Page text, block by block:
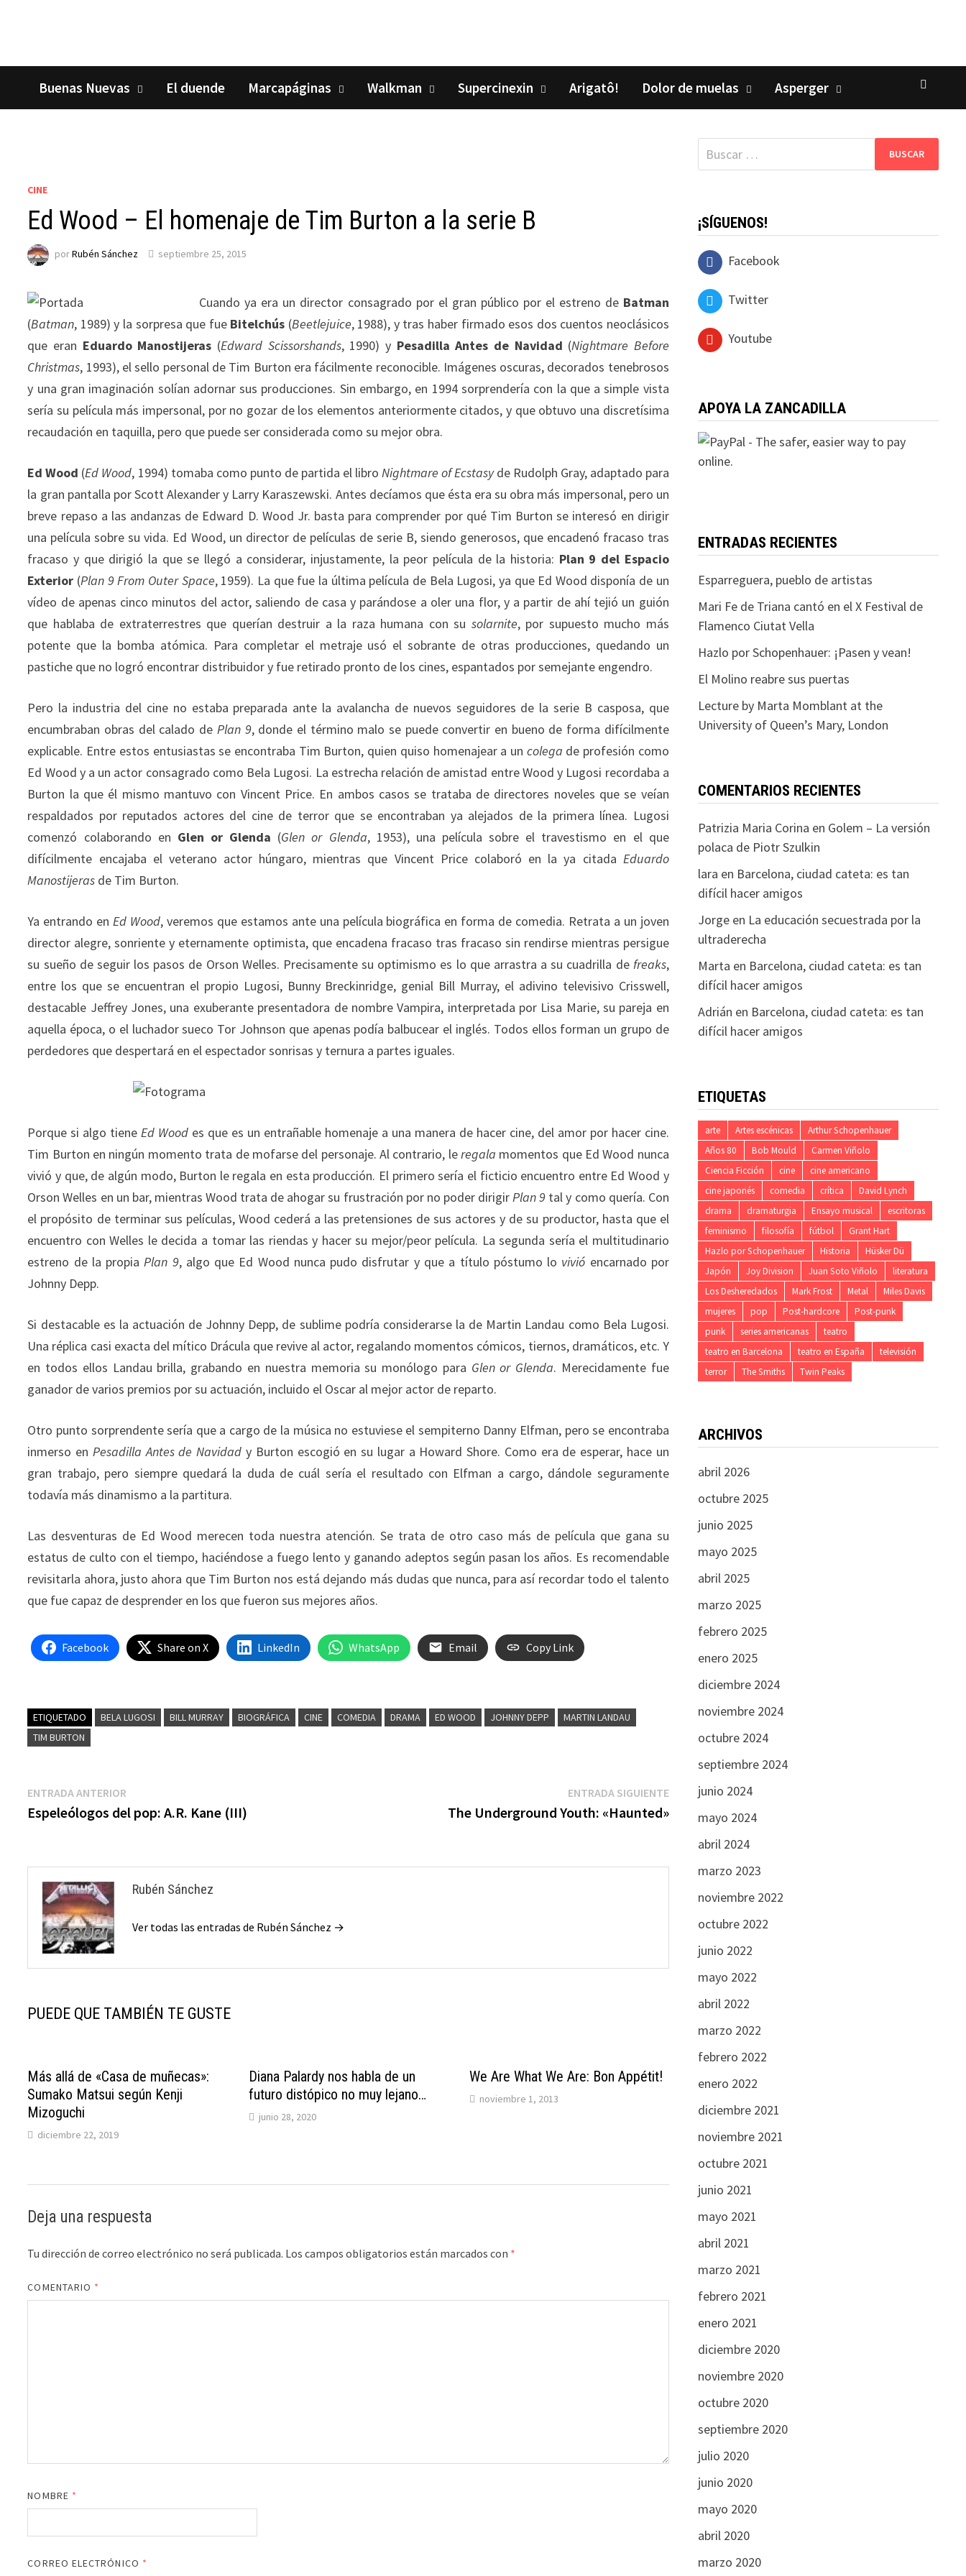
Buenas Nuevas El duende Marcapáginas Walkman Supercinexin Arigatô! Dolor de muelas Asperger
CINE
Ed Wood – El homenaje de Tim Burton a la serie B
porRubén Sánchez septiembre 25, 2015
Cuando ya era un director consagrado por el gran público por el estreno de Batman
(Batman, 1989) y la sorpresa que fue Bitelchús (Beetlejuice, 1988), y tras haber firmado esos dos cuentos neoclásicos
que eran Eduardo Manostijeras (Edward Scissorshands, 1990) y Pesadilla Antes de Navidad (Nightmare Before
Christmas, 1993), el sello personal de Tim Burton era fácilmente reconocible. Imágenes oscuras, decorados tenebrosos
y una gran imaginación solían adornar sus producciones. Sin embargo, en 1994 sorprendería con la que a simple vista
sería su película más impersonal, por no gozar de los elementos anteriormente citados, y que obtuvo una discretísima
recaudación en taquilla, pero que puede ser considerada como su mejor obra.
Ed Wood (Ed Wood, 1994) tomaba como punto de partida el libro Nightmare of Ecstasyde Rudolph Gray, adaptado para
la gran pantalla por Scott Alexander y Larry Karaszewski. Antes decíamos que ésta era su obra más impersonal, pero un
breve repaso a las andanzas de Edward D. Wood Jr. basta para comprender por qué Tim Burton se interesó en dirigir
una película sobre su vida. Ed Wood, un director de películas de serie B, siendo generosos, que encadenó fracaso tras
fracaso y que dirigió la que se llegó a considerar, injustamente, la peor película de la historia: Plan 9 del Espacio
Exterior (Plan 9 From Outer Space, 1959). La que fue la última película de Bela Lugosi, ya que Ed Wood disponía de un
vídeo de apenas cinco minutos del actor, saliendo de casa y parándose a oler una flor, y a partir de ahí tejió un guión
que hablaba de extraterrestres que querían destruir a la raza humana con su solarnite, por supuesto mucho más
potente que la bomba atómica. Para completar el metraje usó el sobrante de otras producciones, quedando un
pastiche que no logró encontrar distribuidor y fue retirado pronto de los cines, espantados por semejante engendro.
Pero la industria del cine no estaba preparada ante la avalancha de nuevos seguidores de la serie B casposa, que
encumbraban obras del calado de Plan 9, donde el término malo se puede convertir en bueno de forma difícilmente
explicable. Entre estos entusiastas se encontraba Tim Burton, quien quiso homenajear a un colega de profesión como
Ed Wood y a un actor consagrado como Bela Lugosi. La estrecha relación de amistad entre Wood y Lugosi recordaba a
Burton la que él mismo mantuvo con Vincent Price. En ambos casos se trataba de directores noveles que se veían
respaldados por reputados actores del cine de terror que se encontraban ya alejados de la primera línea. Lugosi
comenzó colaborando en Glen or Glenda (Glen or Glenda, 1953), una película sobre el travestismo en el que
difícilmente encajaba el veterano actor húngaro, mientras que Vincent Price colaboró en la ya citada Eduardo
Manostijeras de Tim Burton.
Ya entrando en Ed Wood, veremos que estamos ante una película biográfica en forma de comedia. Retrata a un joven
director alegre, sonriente y eternamente optimista, que encadena fracaso tras fracaso sin rendirse mientras persigue
su sueño de seguir los pasos de Orson Welles. Precisamente su optimismo es lo que arrastra a su cuadrilla de freaks,
entre los que se encuentran el propio Lugosi, Bunny Breckinridge, genial Bill Murray, el adivino televisivo Crisswell,
destacable Jeffrey Jones, una exuberante presentadora de nombre Vampira, interpretada por Lisa Marie, su pareja en
aquella época, o el luchador sueco Tor Johnson que apenas podía balbucear el inglés. Todos ellos forman un grupo de
perdedores que despertará en el espectador sonrisas y ternura a partes iguales.
Porque si algo tiene Ed Wood es que es un entrañable homenaje a una manera de hacer cine, del amor por hacer cine.
Tim Burton en ningún momento trata de mofarse del personaje. Al contrario, leregala momentos que Ed Wood nunca
vivió y que, de algún modo, Burton le regala en esta producción. El primero sería el ficticio encuentro entre Ed Wood y
Orson Welles en un bar, mientras Wood trata de ahogar su frustración por no poder dirigir Plan 9 tal y como quería. Con
el propósito de terminar sus películas, Wood cederá a las pretensiones de sus actores y de su productor, hasta que el
encuentro con Welles le decida a tomar las riendas y hacer su mejor/peor película. La segunda sería el multitudinario
estreno de la propia Plan 9, algo que Ed Wood nunca pudo disfrutar y que a título póstumo lo vivió encarnado por
Johnny Depp.
Si destacable es la actuación de Johnny Depp, de sublime podría considerarse la de Martin Landau como Bela Lugosi.
Una réplica casi exacta del mítico Drácula que revive al actor, regalando momentos cómicos, tiernos, dramáticos, etc. Y
en todos ellos Landau brilla, grabando en nuestra memoria su monólogo para Glen or Glenda. Merecidamente fue
ganador de varios premios por su actuación, incluido el Oscar al mejor actor de reparto.
Otro punto sorprendente sería que a cargo de la música no estuviese el sempiterno Danny Elfman, pero se encontraba
inmerso en Pesadilla Antes de Navidad y Burton escogió en su lugar a Howard Shore. Como era de esperar, hace un
gran trabajo, pero siempre quedará la duda de cuál sería el resultado con Elfman a cargo, dándole seguramente
todavía más dinamismo a la partitura.
Las desventuras de Ed Wood merecen toda nuestra atención. Se trata de otro caso más de película que gana su
estatus de culto con el tiempo, haciéndose a fuego lento y ganando adeptos según pasan los años. Es recomendable
revisitarla ahora, justo ahora que Tim Burton nos está dejando más dudas que nunca, para así recordar todo el talento
que fue capaz de desprender en los que fueron sus mejores años.
Facebook Share on X LinkedIn WhatsApp Email Copy Link
ETIQUETADO BELA LUGOSI BILL MURRAY BIOGRÁFICA CINE COMEDIA DRAMA ED WOOD JOHNNY DEPP
MARTIN LANDAU
TIM BURTON
Navegación
de
ENTRADA ANTERIOR
anterior:
Espeleólogos del pop: A.R. Kane (III)
ENTRADA SIGUIENTEEntrada
siguiente:
The Underground Youth: «Haunted»
Rubén Sánchez
Ver todas las entradas de Rubén Sánchez →
PUEDE QUE TAMBIÉN TE GUSTE
Más allá de «Casa de muñecas»:
Sumako Matsui según Kenji
Mizoguchi
diciembre 22, 2019
Diana Palardy nos habla de un
futuro distópico no muy lejano…
junio 28, 2020
We Are What We Are: Bon Appétit!
noviembre 1, 2013
Deja una respuesta
Tu dirección de correo electrónico no será publicada. Los campos obligatorios están marcados con *
COMENTARIO *
NOMBRE *
CORREO ELECTRÓNICO *
Buscar:
¡SÍGUENOS!
Facebook
Twitter
Youtube
APOYA LA ZANCADILLA
ENTRADAS RECIENTES
Esparreguera, pueblo de artistas
Mari Fe de Triana cantó en el X Festival de
Flamenco Ciutat Vella
Hazlo por Schopenhauer: ¡Pasen y vean!
El Molino reabre sus puertas
Lecture by Marta Momblant at the
University of Queen’s Mary, London
COMENTARIOS RECIENTES
Patrizia Maria Corina en Golem – La versión
polaca de Piotr Szulkin
lara en Barcelona, ciudad cateta: es tan
difícil hacer amigos
Jorgeen La educación secuestrada por la
ultraderecha
Marta en Barcelona, ciudad cateta: es tan
difícil hacer amigos
Adrián en Barcelona, ciudad cateta: es tan
difícil hacer amigos
ETIQUETAS
arte Artes escénicas
Arthur Schopenhauer
Años 80
Bob Mould
Carmen Viñolo
Ciencia Ficción
cine
cine americano
cine japonés
comedia crítica
David Lynch
drama
dramaturgia Ensayo musical
escritoras
feminismo
filosofía fútbol
Grant Hart
Hazlo por Schopenhauer
Historia
Hüsker Dü
Japón
Joy Division Juan Soto Viñolo
literatura
Los Desheredados
Mark Frost Metal
Miles Davis
mujeres
pop Post-hardcore
Post-punk
punk
series americanas
teatro
teatro en Barcelona
teatro en España
televisión
terror
The Smiths Twin Peaks
ARCHIVOS
abril 2026
octubre 2025
junio 2025
mayo 2025
abril 2025
marzo 2025
febrero 2025
enero 2025
diciembre 2024
noviembre 2024
octubre 2024
septiembre 2024
junio 2024
mayo 2024
abril 2024
marzo 2023
noviembre 2022
octubre 2022
junio 2022
mayo 2022
abril 2022
marzo 2022
febrero 2022
enero 2022
diciembre 2021
noviembre 2021
octubre 2021
junio 2021
mayo 2021
abril 2021
marzo 2021
febrero 2021
enero 2021
diciembre 2020
noviembre 2020
octubre 2020
septiembre 2020
julio 2020
junio 2020
mayo 2020
abril 2020
marzo 2020